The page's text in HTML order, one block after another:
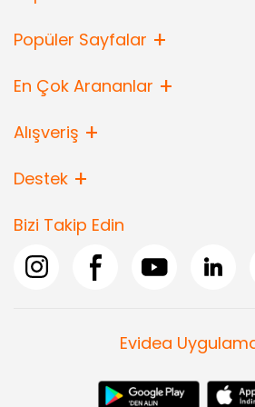
Popüler Sayfalar
En Çok Arananlar
Alışveriş
Destek
Bizi Takip Edin
Evidea